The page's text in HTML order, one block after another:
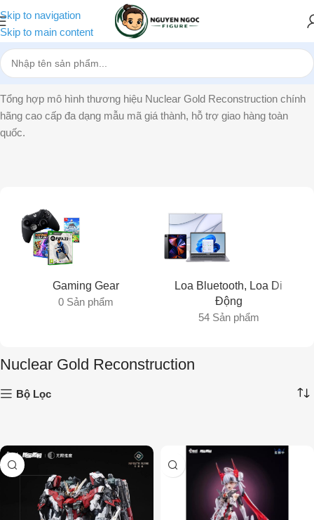
Skip to navigation
Skip to main content
Trang chủ»Nuclear Gold Reconstruction
Tổng hợp mô hình thương hiệu Nuclear Gold Reconstruction chính
hãng cao cấp đa dạng mẫu mã giá thành, hỗ trợ giao hàng toàn
quốc.
Gaming Gear
0 Sản phẩm
Loa Bluetooth, Loa Di
Động
54 Sản phẩm
Nuclear Gold Reconstruction
Bộ Lọc